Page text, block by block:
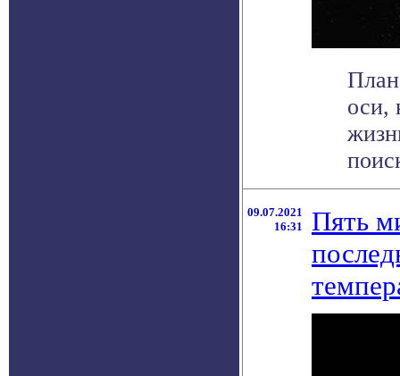
оси,
09.07.2021
16:31
Пять